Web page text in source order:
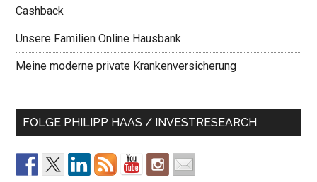
Cashback
Unsere Familien Online Hausbank
Meine moderne private Krankenversicherung
FOLGE PHILIPP HAAS / INVESTRESEARCH